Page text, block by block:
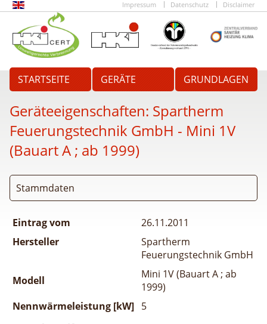
Impressum Datenschutz Disclaimer
STARTSEITE GERÄTE GRUNDLAGEN
Geräteeigenschaften: Spartherm
Feuerungstechnik GmbH - Mini 1V
(Bauart A ; ab 1999)
Stammdaten
Eintrag vom
26.11.2011
Hersteller
Spartherm
Feuerungstechnik GmbH
Modell
Mini 1V (Bauart A ; ab
1999)
Nennwärmeleistung [kW] 5